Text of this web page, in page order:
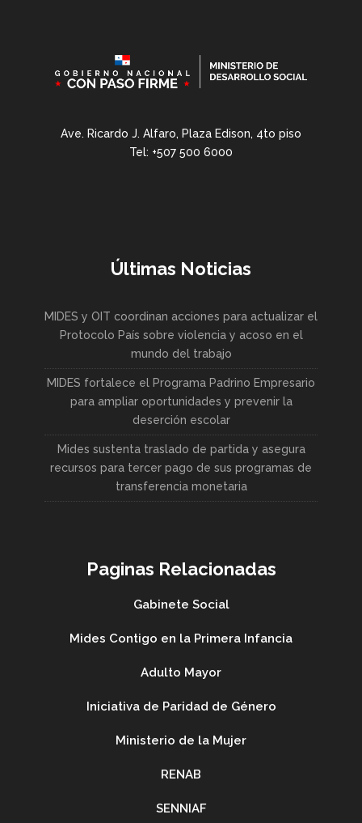
Ave. Ricardo J. Alfaro, Plaza Edison, 4to piso
Tel: +507 500 6000
Últimas Noticias
MIDES y OIT coordinan acciones para actualizar el
Protocolo País sobre violencia y acoso en el
mundo del trabajo
MIDES fortalece el Programa Padrino Empresario
para ampliar oportunidades y prevenir la
deserción escolar
Mides sustenta traslado de partida y asegura
recursos para tercer pago de sus programas de
transferencia monetaria
Paginas Relacionadas
Gabinete Social
Mides Contigo en la Primera Infancia
Adulto Mayor
Iniciativa de Paridad de Género
Ministerio de la Mujer
RENAB
SENNIAF